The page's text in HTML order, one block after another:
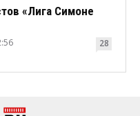
«Лига Симоне
28